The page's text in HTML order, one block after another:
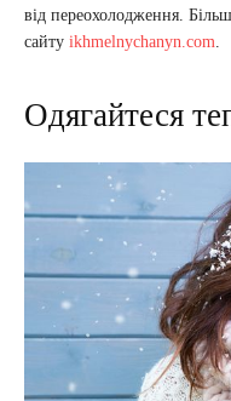
від переохолодження.
сайту ikhmelnychanyn.com.
Одягайтеся